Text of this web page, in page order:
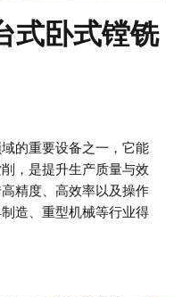
式卧式镗铣
的重要设备之一，它能
，是提升生产质量与效
精度、高效率以及操作
造、重型机械等行业得